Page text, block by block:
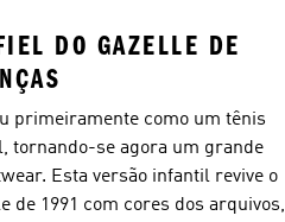
DO GAZELLE DE
primeiramente como um tênis
tornando-se agora um grande
Esta versão infantil revive o
de 1991 com cores dos arquivos,